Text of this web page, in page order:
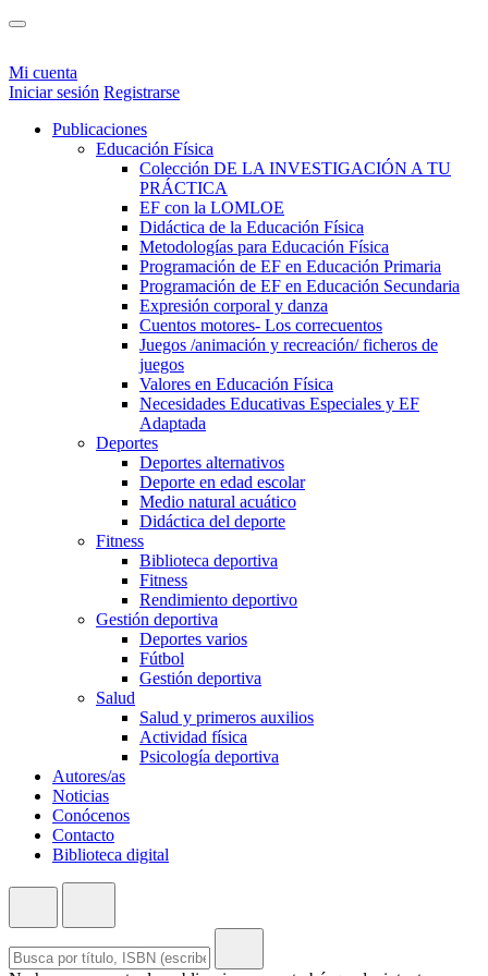
Mi cuenta
Iniciar sesión Registrarse
Publicaciones
Educación Física
Colección DE LA INVESTIGACIÓN A TU
PRÁCTICA
EF con la LOMLOE
Didáctica de la Educación Física
Metodologías para Educación Física
Programación de EF en Educación Primaria
Programación de EF en Educación Secundaria
Expresión corporal y danza
Cuentos motores- Los correcuentos
Juegos /animación y recreación/ ficheros de
juegos
Valores en Educación Física
Necesidades Educativas Especiales y EF
Adaptada
Deportes
Deportes alternativos
Deporte en edad escolar
Medio natural acuático
Didáctica del deporte
Fitness
Biblioteca deportiva
Fitness
Rendimiento deportivo
Gestión deportiva
Deportes varios
Fútbol
Gestión deportiva
Salud
Salud y primeros auxilios
Actividad física
Psicología deportiva
Autores/as
Noticias
Conócenos
Contacto
Biblioteca digital